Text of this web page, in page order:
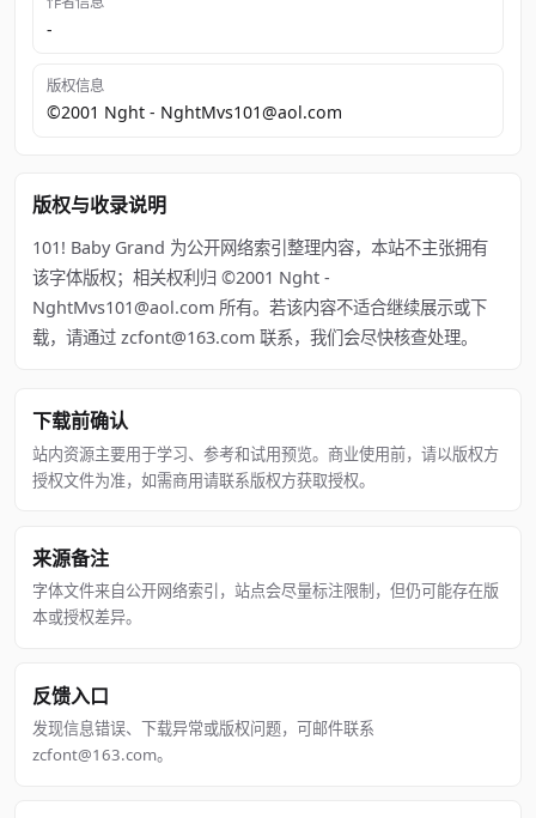
-
版权信息
©2001 Nght - NghtMvs101@aol.com
版权与收录说明
101! Baby Grand 为公开网络索引整理内容，本站不主张拥有
该字体版权；相关权利归 ©2001 Nght -
NghtMvs101@aol.com 所有。若该内容不适合继续展示或下
载，请通过 zcfont@163.com 联系，我们会尽快核查处理。
下载前确认
站内资源主要用于学习、参考和试用预览。商业使用前，请以版权方
授权文件为准，如需商用请联系版权方获取授权。
来源备注
字体文件来自公开网络索引，站点会尽量标注限制，但仍可能存在版
本或授权差异。
反馈入口
发现信息错误、下载异常或版权问题，可邮件联系
zcfont@163.com。